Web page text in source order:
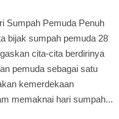
Sumpah Pemuda Penuh
bijak sumpah pemuda 28
cita-cita berdirinya
pemuda sebagai satu
kemerdekaan
memaknai hari sumpah...